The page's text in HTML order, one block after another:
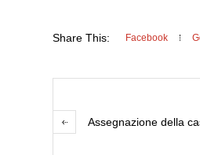
Share This: Facebook
Assegnazione della